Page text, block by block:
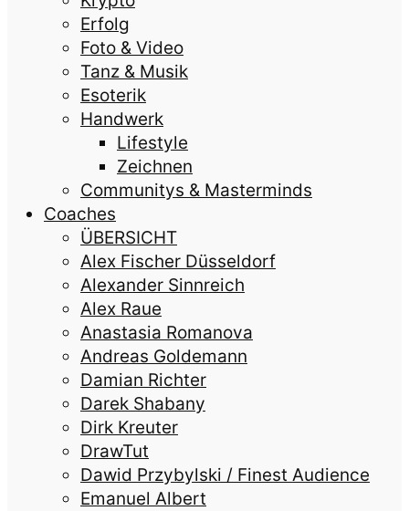
Erfolg
Foto & Video
Tanz & Musik
Esoterik
Handwerk
Lifestyle
Zeichnen
Communitys & Masterminds
Coaches
ÜBERSICHT
Alex Fischer Düsseldorf
Alexander Sinnreich
Alex Raue
Anastasia Romanova
Andreas Goldemann
Damian Richter
Darek Shabany
Dirk Kreuter
DrawTut
Dawid Przybylski / Finest Audience
Emanuel Albert